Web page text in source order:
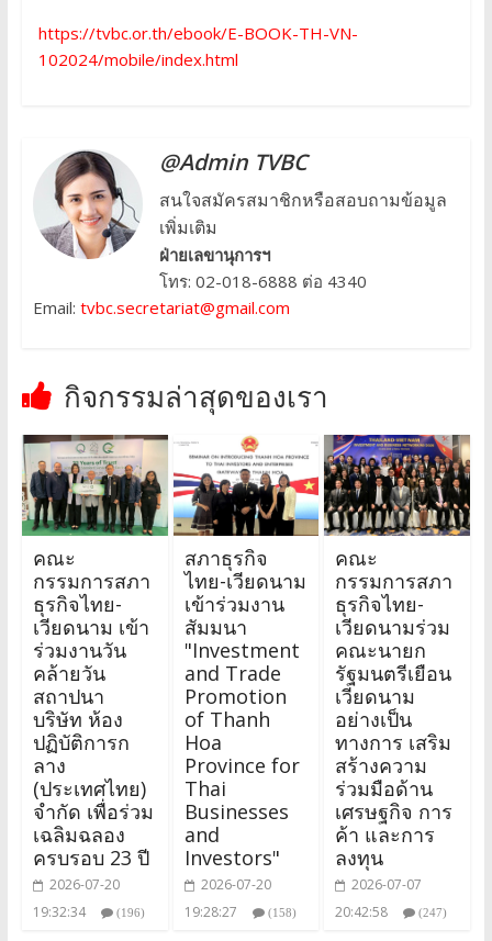
https://tvbc.or.th/ebook/E-BOOK-TH-VN-
102024/mobile/index.html
@Admin TVBC
สนใจสมัครสมาชิกหรือสอบถามข้อมูล
เพิ่มเติม
ฝ่ายเลขานุการฯ
โทร: 02-018-6888 ต่อ 4340
Email: tvbc.secretariat@gmail.com
กิจกรรมล่าสุดของเรา
คณะ
กรรมการสภา
ธุรกิจไทย-
เวียดนาม เข้า
ร่วมงานวัน
คล้ายวัน
สถาปนา
บริษัท ห้อง
ปฏิบัติการก
ลาง
(ประเทศไทย)
จำกัด เพื่อร่วม
เฉลิมฉลอง
ครบรอบ 23 ปี
2026-07-20
19:32:34
(196)
สภาธุรกิจ
ไทย-เวียดนาม
เข้าร่วมงาน
สัมมนา
"Investment
and Trade
Promotion
of Thanh
Hoa
Province for
Thai
Businesses
and
Investors"
2026-07-20
19:28:27
(158)
คณะ
กรรมการสภา
ธุรกิจไทย-
เวียดนามร่วม
คณะนายก
รัฐมนตรีเยือน
เวียดนาม
อย่างเป็น
ทางการ เสริม
สร้างความ
ร่วมมือด้าน
เศรษฐกิจ การ
ค้า และการ
ลงทุน
2026-07-07
20:42:58
(247)